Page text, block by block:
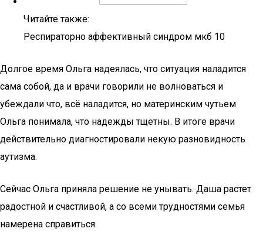
Читайте также:
Респираторно аффективный синдром мкб 10
Долгое время Ольга надеялась, что ситуация наладится
сама собой, да и врачи говорили не волноваться и
убеждали что, всё наладится, но материнским чутьем
Ольга понимала, что надежды тщетны. В итоге врачи
действительно диагностировали некую разновидность
аутизма.
Сейчас Ольга приняла решение не унывать. Даша растет
радостной и счастливой, а со всеми трудностями семья
намерена справиться.